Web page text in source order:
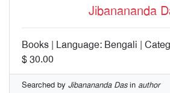
Jibanananda
Books | Language: Bengali |
$ 30.00
Searched by Jibanananda Dasin author